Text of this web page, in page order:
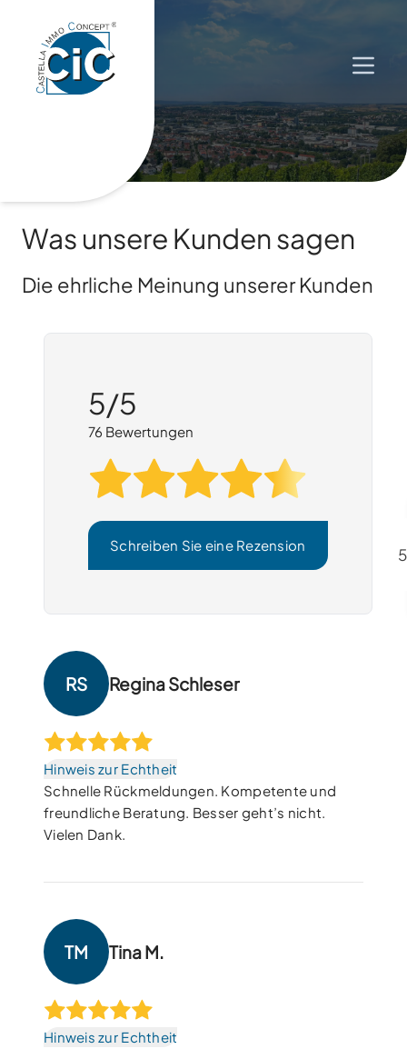
Menü
Was unsere Kunden sagen
Die ehrliche Meinung unserer Kunden
RS Regina Schleser
Hinweis zur Echtheit
Schnelle Rückmeldungen. Kompetente und
freundliche Beratung. Besser geht’s nicht.
Vielen Dank.
TM Tina M.
Hinweis zur Echtheit
5/5
76 Bewertungen
Schreiben Sie eine Rezension 5